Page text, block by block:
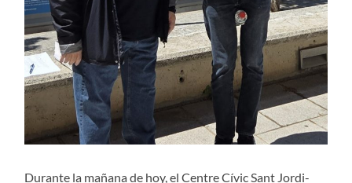
Durante la mañana de hoy, el Centre Cívic Sant Jordi-